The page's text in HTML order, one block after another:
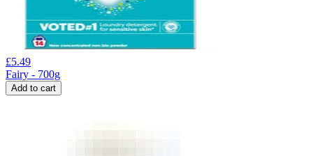
£5.49
Fairy - 700g
Add to cart